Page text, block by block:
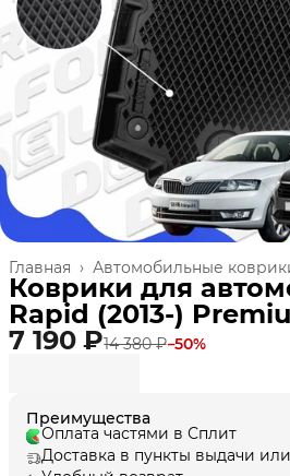
Автомобильные
Главная ›
Коврики для
Rapid (2013-)
7 190 ₽14 380 ₽−50%
Преимущества
Оплата частями в Сплит
Доставка в пункты выдачи